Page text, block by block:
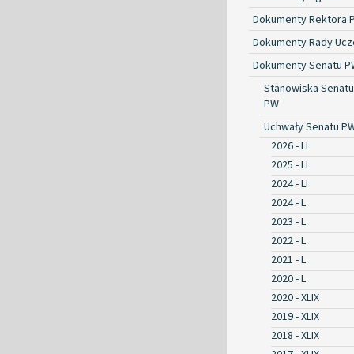
Dokumenty Rektora
Dokumenty Rady
Dokumenty Senatu
Stanowiska Senatu
PW
Uchwały Senatu
2026 - LI
2025 - LI
2024 - LI
2024 - L
2023 - L
2022 - L
2021 - L
2020 - L
2020 - XLIX
2019 - XLIX
2018 - XLIX